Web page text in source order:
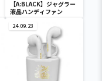
【A:BLACK】ジャグラー
液晶ハンディファン
24.09.23